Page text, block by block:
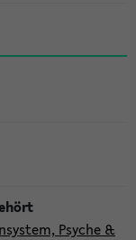
Psyche &